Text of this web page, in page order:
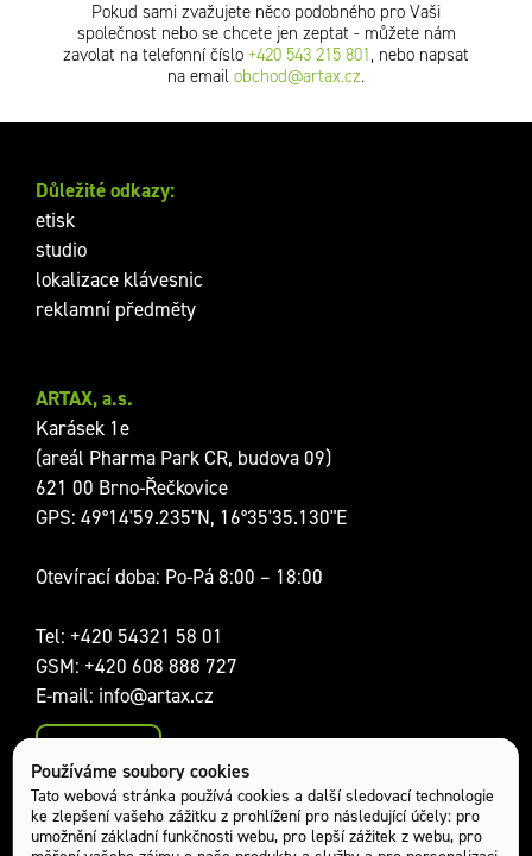
Používáme soubory cookies
Tato webová stránka používá cookies a další sledovací technologie
ke zlepšení vašeho zážitku z prohlížení pro následující účely: pro
umožnění základní funkčnosti webu, pro lepší zážitek z webu, pro
Pokud sami zvažujete něco podobného pro Vaši
společnost nebo se chcete jen zeptat - můžete nám
zavolat na telefonní číslo +420 543 215 801, nebo napsat
na email obchod@artax.cz.
Sociální sítě:
ARTAX, a.s.
Karásek 1e
(areál Pharma Park CR, budova 09)
621 00 Brno-Řečkovice
GPS: 49°14'59.235"N, 16°35'35.130"E
Otevírací doba: Po-Pá 8:00 – 18:00
Tel: +420 54321 58 01
GSM: +420 608 888 727
E-mail: info@artax.cz
Kontakty
Důležité odkazy:
etisk
studio
lokalizace klávesnic
reklamní předměty